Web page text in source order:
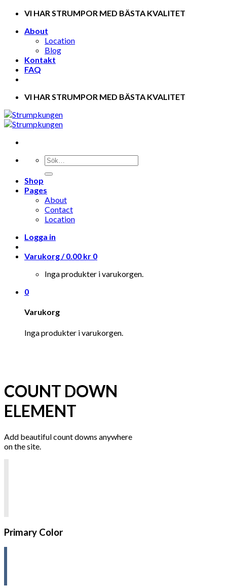
Skip
content
VI HAR STRUMPOR MED BÄSTA KVALITET
About
Location
Blog
Kontakt
FAQ
VI HAR STRUMPOR MED BÄSTA KVALITET
Shop
Pages
About
Contact
Location
Logga in
Varukorg /0.00 kr 0
Inga produkter i varukorgen.
0
Varukorg
Inga produkter i varukorgen.
COUNT DOWN
ELEMENT
Add beautiful count downs anywhere
on the site.
Primary Color